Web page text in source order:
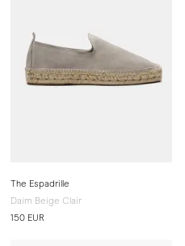
The Espadrille
Daim Beige Clair
150 EUR